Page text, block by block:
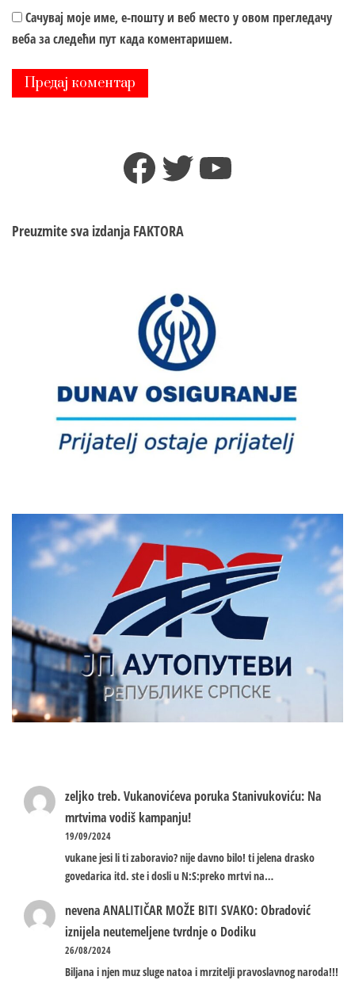
Сачувај моје име, е-пошту и веб место у овом прегледачу
веба за следећи пут када коментаришем.
Facebook
TwitterYouTube
Preuzmite sva izdanja FAKTORA
zeljko treb.Vukanovićeva poruka Stanivukoviću: Na
mrtvima vodiš kampanju!
19/09/2024
vukane jesi li ti zaboravio? nije davno bilo! ti jelena drasko
govedarica itd. ste i dosli u N:S:preko mrtvi na…
nevenaANALITIČAR MOŽE BITI SVAKO: Obradović
iznijela neutemeljene tvrdnje o Dodiku
26/08/2024
Biljana i njen muz sluge natoa i mrzitelji pravoslavnog naroda!!!